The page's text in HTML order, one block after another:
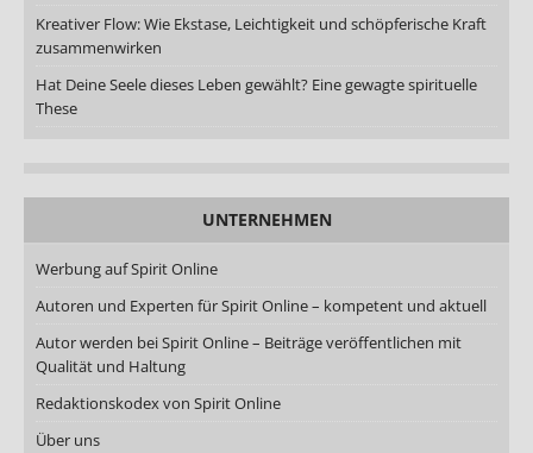
Kreativer Flow: Wie Ekstase, Leichtigkeit und schöpferische Kraft
zusammenwirken
Hat Deine Seele dieses Leben gewählt? Eine gewagte spirituelle
These
UNTERNEHMEN
Werbung auf Spirit Online
Autoren und Experten für Spirit Online – kompetent und aktuell
Autor werden bei Spirit Online – Beiträge veröffentlichen mit
Qualität und Haltung
Redaktionskodex von Spirit Online
Über uns